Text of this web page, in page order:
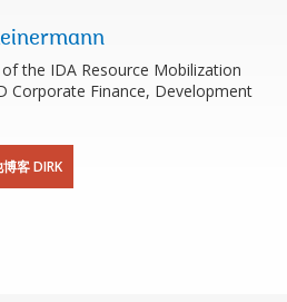
the IDA Resource Mobilization
Corporate Finance, Development
客 DIRK